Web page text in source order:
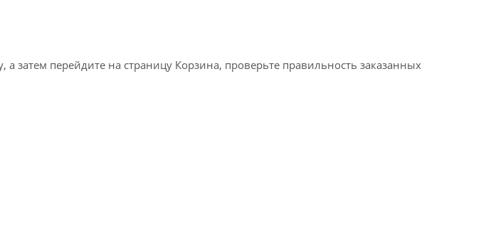
затем перейдите на страницу Корзина, проверьте правильность заказанных